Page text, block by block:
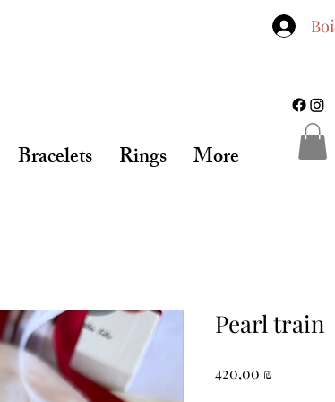
Bracelets Rings More
Pearl train
420,00 ₪